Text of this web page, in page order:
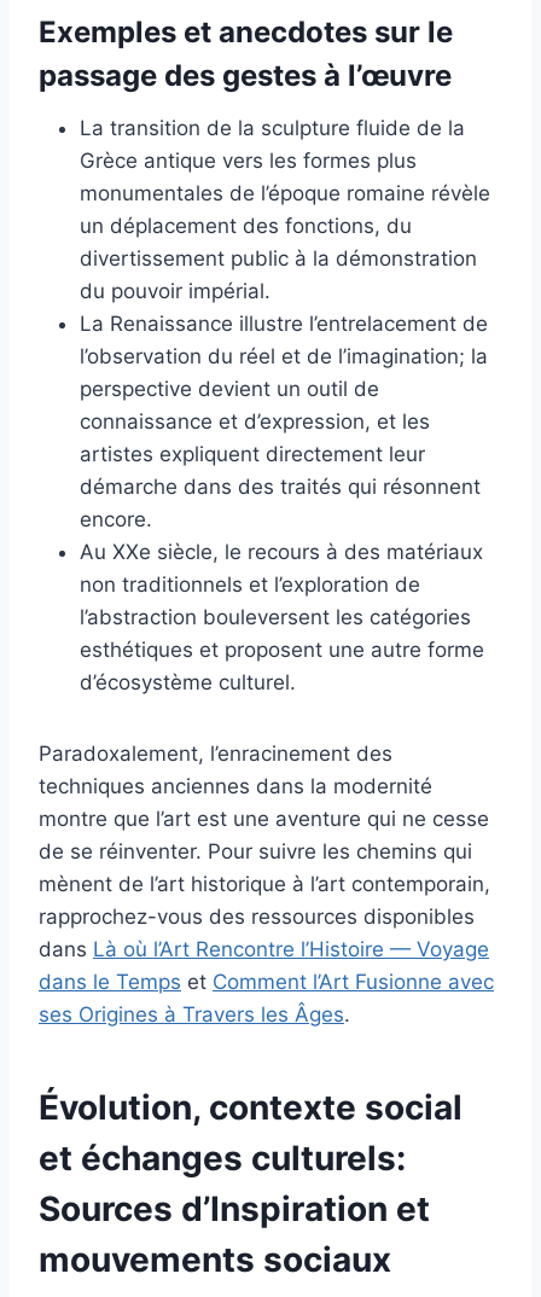
Exemples et anecdotes sur le
passage des gestes à l’œuvre
La transition de la sculpture fluide de la
Grèce antique vers les formes plus
monumentales de l’époque romaine révèle
un déplacement des fonctions, du
divertissement public à la démonstration
du pouvoir impérial.
La Renaissance illustre l’entrelacement de
l’observation du réel et de l’imagination; la
perspective devient un outil de
connaissance et d’expression, et les
artistes expliquent directement leur
démarche dans des traités qui résonnent
encore.
Au XXe siècle, le recours à des matériaux
non traditionnels et l’exploration de
l’abstraction bouleversent les catégories
esthétiques et proposent une autre forme
d’écosystème culturel.
Paradoxalement, l’enracinement des
techniques anciennes dans la modernité
montre que l’art est une aventure qui ne cesse
de se réinventer. Pour suivre les chemins qui
mènent de l’art historique à l’art contemporain,
rapprochez-vous des ressources disponibles
dans Là où l’Art Rencontre l’Histoire — Voyage
dans le Temps et Comment l’Art Fusionne avec
ses Origines à Travers les Âges.
Évolution, contexte social
et échanges culturels:
Sources d’Inspiration et
mouvements sociaux